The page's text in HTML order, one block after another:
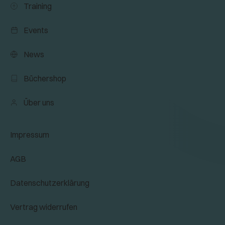
Training
Events
News
Büchershop
Über uns
Impressum
AGB
Datenschutzerklärung
Vertrag widerrufen